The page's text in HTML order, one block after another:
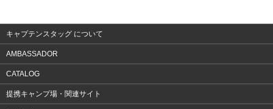
キャプテンスタッグ について
AMBASSADOR
CATALOG
提携キャンプ場・関連サイト